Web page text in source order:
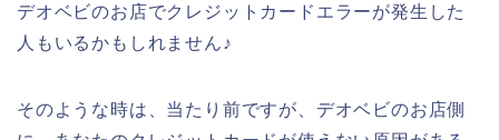
デオベビのお店でクレジットカードエラーが発生した
人もいるかもしれません♪
そのような時は、当たり前ですが、デオベビのお店側